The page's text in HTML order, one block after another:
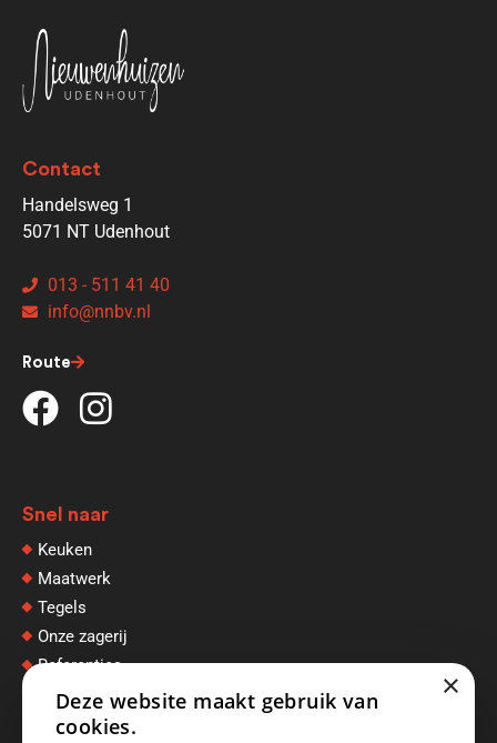
Contact
Handelsweg 1
5071 NT Udenhout
013 - 511 41 40
info@nnbv.nl
Route
Snel naar
Keuken
Maatwerk
Tegels
Onze zagerij
Referenties
Afspraak maken
×
Deze website maakt gebruik van
cookies.